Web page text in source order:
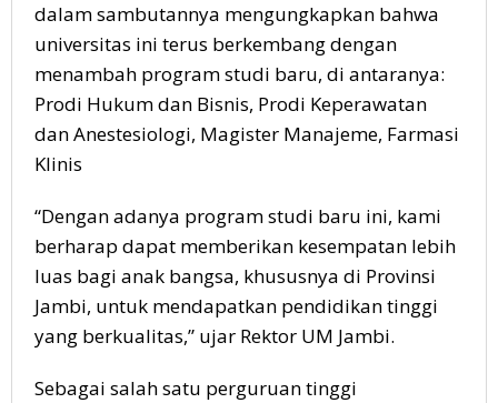
dalam sambutannya mengungkapkan bahwa
universitas ini terus berkembang dengan
menambah program studi baru, di antaranya:
Prodi Hukum dan Bisnis, Prodi Keperawatan
dan Anestesiologi, Magister Manajeme, Farmasi
Klinis
“Dengan adanya program studi baru ini, kami
berharap dapat memberikan kesempatan lebih
luas bagi anak bangsa, khususnya di Provinsi
Jambi, untuk mendapatkan pendidikan tinggi
yang berkualitas,” ujar Rektor UM Jambi.
Sebagai salah satu perguruan tinggi